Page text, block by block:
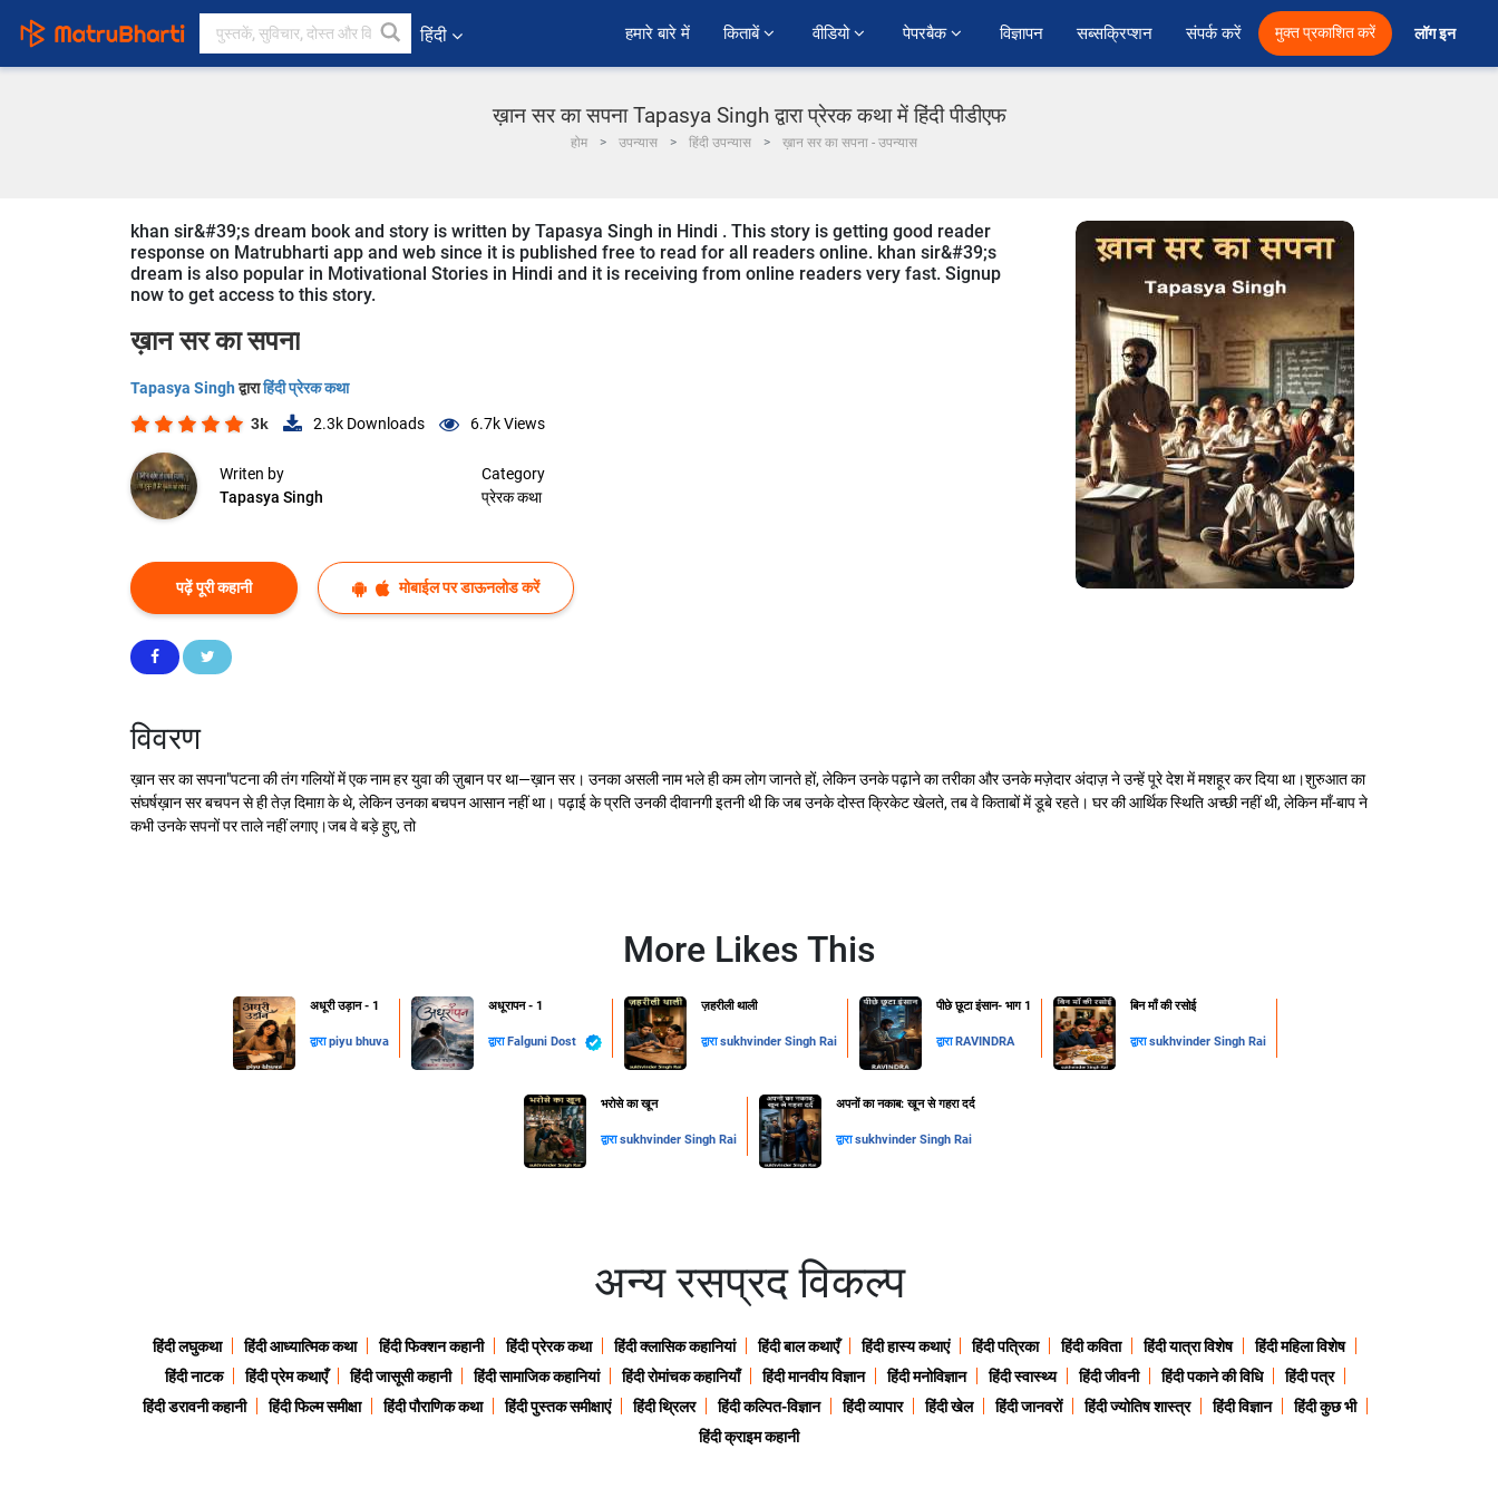
हिंदी हमारे बारे में किताबें वीडियो पेपरबैक विज्ञापन सब्सक्रिप्शन संपर्क करें मुक्त प्रकाशित करें लॉग इन
ख़ान सर का सपना Tapasya Singh द्वारा प्रेरक कथा में हिंदी पीडीएफ
होम उपन्यास हिंदी उपन्यास ख़ान सर का सपना - उपन्यास
khan sir&#39;s dream book and story is written by Tapasya Singh in Hindi . This story is getting good reader
response on Matrubharti app and web since it is published free to read for all readers online. khan sir&#39;s
dream is also popular in Motivational Stories in Hindi and it is receiving from online readers very fast. Signup
now to get access to this story.
ख़ान सर का सपना
Tapasya Singhद्वाराहिंदी प्रेरक कथा
3k 2.3k Downloads 6.7kViews
Writen by
Tapasya Singh
Category
प्रेरक कथा
पढ़ें पूरी कहानी मोबाईल पर डाऊनलोड करें
विवरण
ख़ान सर का सपना"पटना की तंग गलियों में एक नाम हर युवा की ज़ुबान पर था—ख़ान सर। उनका असली नाम भले ही कम लोग जानते हों, लेकिन उनके पढ़ाने का तरीका और उनके मज़ेदार अंदाज़ ने उन्हें पूरे देश में मशहूर कर दिया था।शुरुआत का
संघर्षख़ान सर बचपन से ही तेज़ दिमाग़ के थे, लेकिन उनका बचपन आसान नहीं था। पढ़ाई के प्रति उनकी दीवानगी इतनी थी कि जब उनके दोस्त क्रिकेट खेलते, तब वे किताबों में डूबे रहते। घर की आर्थिक स्थिति अच्छी नहीं थी, लेकिन माँ-बाप ने
कभी उनके सपनों पर ताले नहीं लगाए।जब वे बड़े हुए, तो
More Likes This
अधूरी उड़ान - 1
द्वाराpiyu bhuva
अधूरापन - 1
द्वारा Falguni Dost
ज़हरीली थाली
द्वाराsukhvinder Singh Rai
पीछे छूटा इंसान- भाग 1
द्वारा RAVINDRA
​बिन माँ की रसोई
द्वाराsukhvinder Singh Rai
​भरोसे का खून
द्वाराsukhvinder Singh Rai
अपनों का नकाब: खून से गहरा दर्द
द्वाराsukhvinder Singh Rai
अन्य रसप्रद विकल्प
हिंदी लघुकथा हिंदी आध्यात्मिक कथा हिंदी फिक्शन कहानी हिंदी प्रेरक कथा हिंदी क्लासिक कहानियां हिंदी बाल कथाएँ हिंदी हास्य कथाएं हिंदी पत्रिका हिंदी कविता हिंदी यात्रा विशेष
हिंदी महिला विशेष
हिंदी नाटक
हिंदी प्रेम कथाएँ हिंदी जासूसी कहानी हिंदी सामाजिक कहानियां हिंदी रोमांचक कहानियाँ हिंदी मानवीय विज्ञान हिंदी मनोविज्ञान हिंदी स्वास्थ्य हिंदी जीवनी हिंदी पकाने की विधि
हिंदी पत्र
हिंदी डरावनी कहानी
हिंदी फिल्म समीक्षा हिंदी पौराणिक कथा हिंदी पुस्तक समीक्षाएं हिंदी थ्रिलर हिंदी कल्पित-विज्ञान हिंदी व्यापार हिंदी खेल हिंदी जानवरों हिंदी ज्योतिष शास्त्र हिंदी विज्ञान
हिंदी कुछ भी
हिंदी क्राइम कहानी